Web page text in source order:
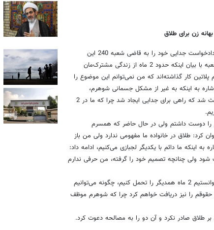
زن برای طلاق
زنی با مراجعه به دادگاه خانواده شهید محلاتی دادخواست جدایی خود را به قاضی شعبه 240 این
مجتمع قضایی خانواده ارائه کرد. این زن در برابر قاضی این شعبه با بیان اینکه حدود 2 ماه از زندگی مشترک‌مان
کار گذاشته‌اند که من نمی‌توانم این موضوع را
به اینکه به غیر از مشکل جسمانی شوهرم،
رفتارهایمان با یکدیگر متفاوت است، گفت: تصادف شوهرم باعث شد که راهی برای جدایی ایجاد شد چرا که ما در 2
را دوست داشتم ولی در حال حاضر که همسرم
کرد: طلاق در خانواده ما مفهومی ندارد ولی من باز
ما دائم با یکدیگر لجبازی می‌کنیم، ادامه داد:
ولی چنانچه تصمیم خود را گرفته، من حرفی ندارم
زن بار دیگر در برابر قاضی این پرونده با بیان اینکه وقتی ما نتوانستیم 2 ماه همدیگر را تحمل کنیم، چگونه می‌توانیم
را نیز دریافت خواهم کرد چرا که شوهرم موظف
طلاق صادر نکرد و آن دو را به مصالحه دعوت کرد.